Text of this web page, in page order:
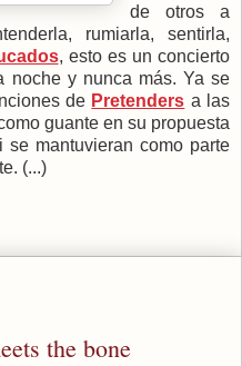
de otros a
rumiarla, sentirla,
, esto es un concierto
noche y nunca más. Ya se
de Pretenders a las
guante en su propuesta
mantuvieran como parte
(...)
the bone